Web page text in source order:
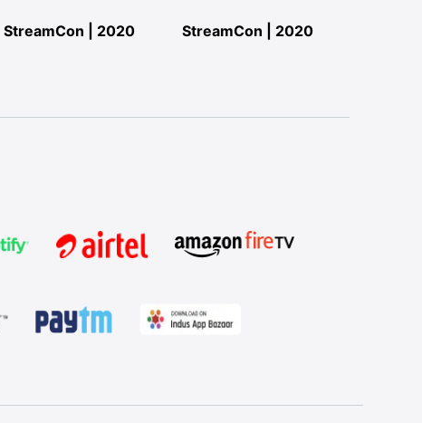
StreamCon | 2020 StreamCon | 2020